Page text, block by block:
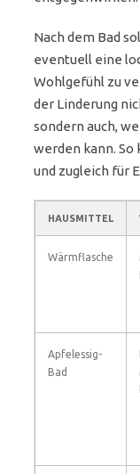
Nach dem Bad
eventuell eine
Wohlgefühl zu
der Linderung
sondern auch,
werden kann. So
und zugleich für
HAUSMITTEL
Wärmflasche
Apfelessig-
Bad